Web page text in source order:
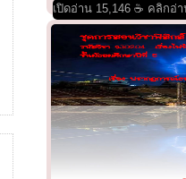
เปิดอ่าน 15,146 ☕ คลิกอ่า